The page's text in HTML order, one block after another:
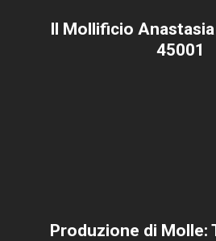
Il Mollificio
45001
Produzione di Molle: